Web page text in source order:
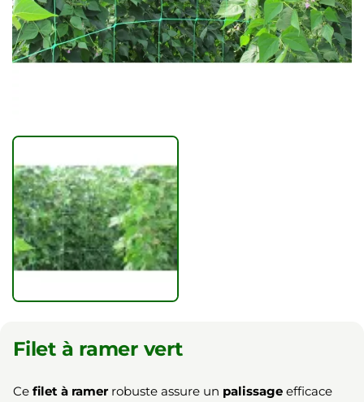
Filet à ramer vert
Ce filet à ramerrobuste assure un palissage efficace